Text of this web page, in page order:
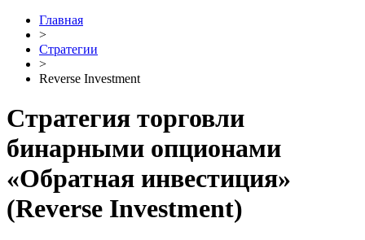
Главная
>
Стратегии
>
Reverse Investment
Стратегия торговли
бинарными опционами
«Обратная инвестиция»
(Reverse Investment)